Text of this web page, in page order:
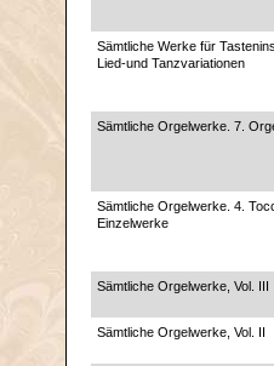
Sämtliche Werke für
Lied-und Tanzvariationen
Sämtliche Orgelwerke. 7.
Sämtliche Orgelwerke. 4.
Einzelwerke
Sämtliche Orgelwerke, Vol. III
Sämtliche Orgelwerke, Vol. II